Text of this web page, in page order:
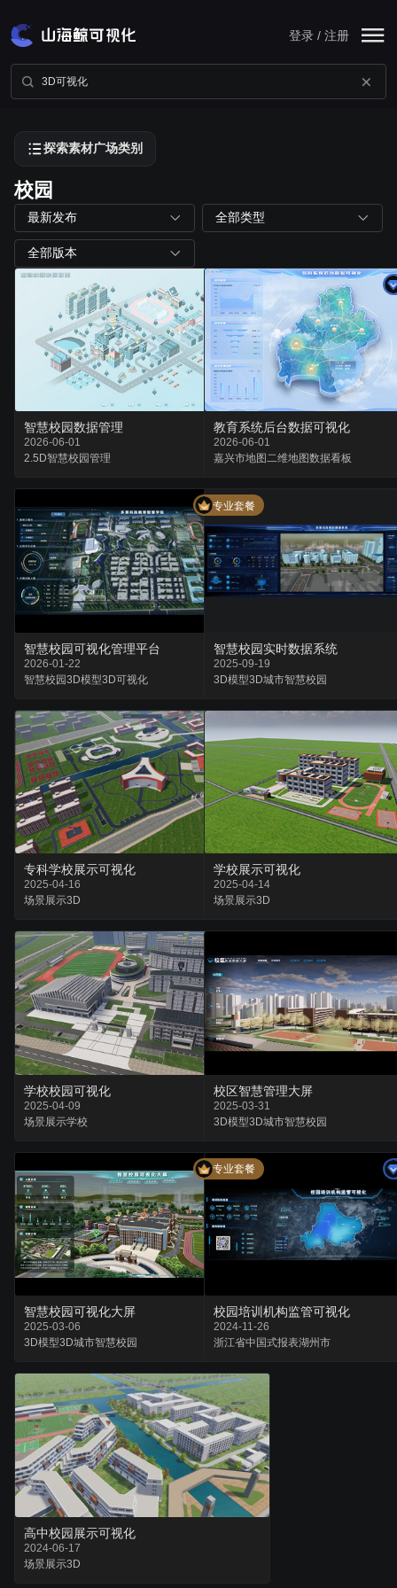
登录 / 注册
探索素材广场类别
校园
最新发布 全部类型
全部版本
智慧校园数据管理
2026-06-01
2.5D智慧校园管理
教育系统后台数据可视化
2026-06-01
嘉兴市地图二维地图数据看板
专业套餐
智慧校园可视化管理平台
2026-01-22
智慧校园3D模型3D可视化
智慧校园实时数据系统
2025-09-19
3D模型3D城市智慧校园
专科学校展示可视化
2025-04-16
场景展示3D
学校展示可视化
2025-04-14
场景展示3D
学校校园可视化
2025-04-09
场景展示学校
校区智慧管理大屏
2025-03-31
3D模型3D城市智慧校园
专业套餐
智慧校园可视化大屏
2025-03-06
3D模型3D城市智慧校园
校园培训机构监管可视化
2024-11-26
浙江省中国式报表湖州市
高中校园展示可视化
2024-06-17
场景展示3D